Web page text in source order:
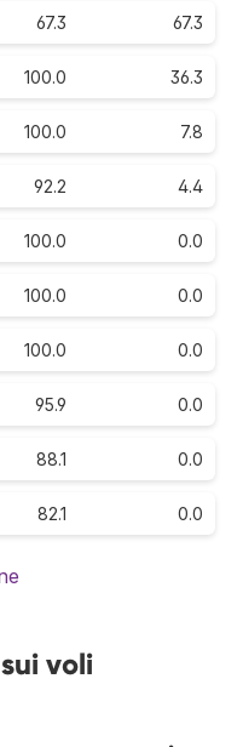
67.3 67.3
100.0 36.3
100.0 7.8
92.2 4.4
100.0 0.0
100.0 0.0
100.0 0.0
95.9 0.0
88.1 0.0
82.1 0.0
voli